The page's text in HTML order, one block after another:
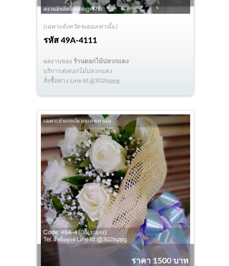
(เฉพาะจังหวัดระยองเท่านั้น )
รหัส49A-4111
ผลงานของ ร้านดอกไม้ปลวกแดง
บริการส่งดอกไม้ปลวกแดง
สั่งซื้อทาง Line Id:@302lsppg
ราคา 1500 บาท